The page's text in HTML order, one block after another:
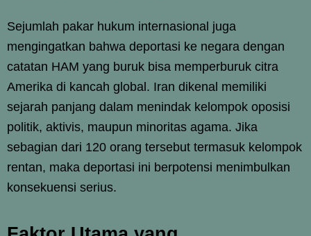
Sejumlah pakar hukum internasional juga
mengingatkan bahwa deportasi ke negara dengan
catatan HAM yang buruk bisa memperburuk citra
Amerika di kancah global. Iran dikenal memiliki
sejarah panjang dalam menindak kelompok oposisi
politik, aktivis, maupun minoritas agama. Jika
sebagian dari 120 orang tersebut termasuk kelompok
rentan, maka deportasi ini berpotensi menimbulkan
konsekuensi serius.